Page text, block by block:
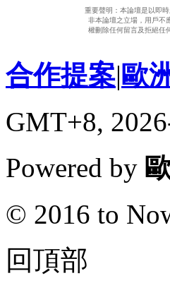
重要聲明：本論壇是以即
非本論壇之立場，用戶不
權刪除任何留言及拒絕任
合作提案|歐
GMT+8,
Powered by
© 2016 to
回頂部